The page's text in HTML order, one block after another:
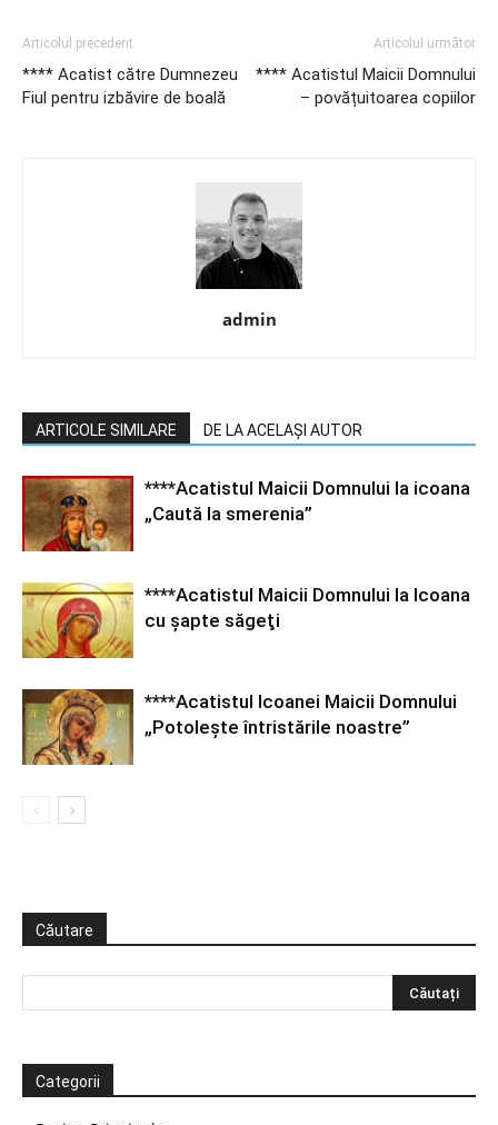
Articolul precedent
**** Acatist către Dumnezeu
Fiul pentru izbăvire de boală
Articolul următor
**** Acatistul Maicii Domnului
– povățuitoarea copiilor
admin
ARTICOLE SIMILARE DE LA ACELAȘI AUTOR
****Acatistul Maicii Domnului la icoana
„Caută la smerenia”
****Acatistul Maicii Domnului la Icoana
cu şapte săgeţi
****Acatistul Icoanei Maicii Domnului
„Potoleşte întristările noastre”
Căutare
Categorii